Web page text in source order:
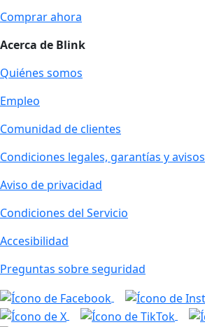
Comprar ahora
Acerca de Blink
Quiénes somos
Empleo
Comunidad de clientes
Condiciones legales, garantías y avisos
Aviso de privacidad
Condiciones del Servicio
Accesibilidad
Preguntas sobre seguridad